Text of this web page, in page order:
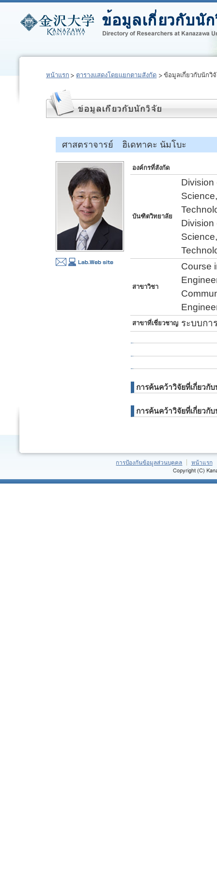
หน้าแรก ตารางแสดงโดยแยกตามสังกัด ข้อมูลเกี่ยวกับนักวิ
ศาสตราจารย์ ฮิเดทาคะ นัมโบะ
องค์กรที่สังกัด
บันฑิตวิทยาลัย
Division
Division
สาขาวิชา
Course
สาขาที่เชี่ยวชาญ ระบบกา
การค้นคว้าวิจัยที่เกี่ยวกั
การค้นคว้าวิจัยที่เกี่ยวกั
การป้องกันข้อมูลส่วนบุคคล หน้าแรก